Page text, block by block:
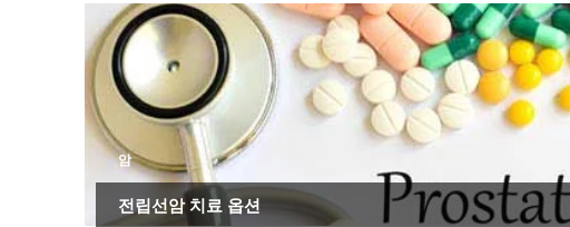
암
전립선암 치료 옵션